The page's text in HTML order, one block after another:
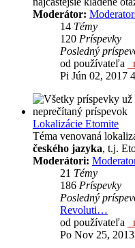
Moderátor:
14 Témy
120 Príspevky
Posledný
od používateľa
Pi Jún 02, 2017
Lokalizácie Etomite
Téma venovaná
českého jazyka, t.j.
Moderátori:
21 Témy
186 Príspevky
Posledný
Revoluti…
od používateľa
Po Nov 25,